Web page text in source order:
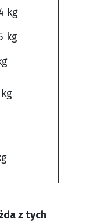
kg
kg
z tych